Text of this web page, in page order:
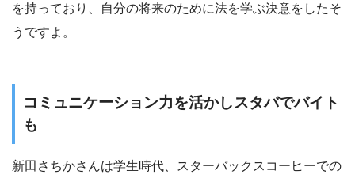
を持っており、自分の将来のために法を学ぶ決意をしたそ
うですよ。
コミュニケーション力を活かしスタバでバイト
も
新田さちかさんは学生時代、スターバックスコーヒーでの